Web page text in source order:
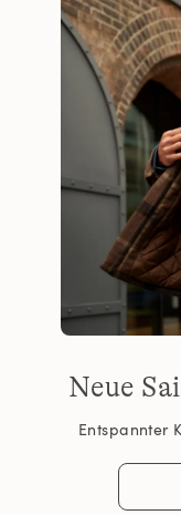
Neue
Entspannter